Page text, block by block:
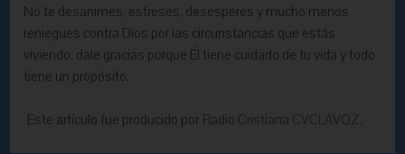
No te desanimes, estreses, desesperes y mucho menos
reniegues contra Dios por las circunstancias que estás
viviendo, dale gracias porque Él tiene cuidado de tu vida y todo
tiene un propósito.
Este artículo fue producido por Radio Cristiana CVCLAVOZ.